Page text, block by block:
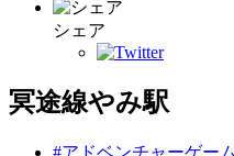
シェア
冥途線やみ駅
#アドベンチャーゲーム